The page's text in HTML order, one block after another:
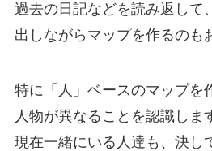
過去の日記などを読み返して
出しながらマップを作るのも
特に「人」ベースのマップを
人物が異なることを認識しま
現在一緒にいる人達も、決し